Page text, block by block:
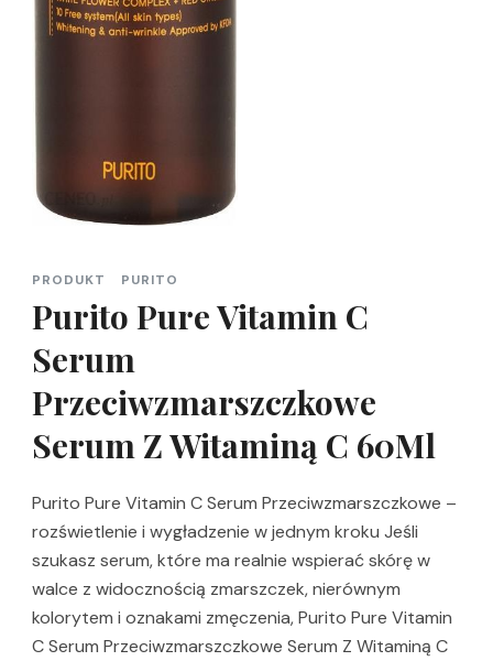
PRODUKT PURITO
Purito Pure Vitamin C
Serum
Przeciwzmarszczkowe
Serum Z Witaminą C 60Ml
Purito Pure Vitamin C Serum Przeciwzmarszczkowe –
rozświetlenie i wygładzenie w jednym kroku Jeśli
szukasz serum, które ma realnie wspierać skórę w
walce z widocznością zmarszczek, nierównym
kolorytem i oznakami zmęczenia, Purito Pure Vitamin
C Serum Przeciwzmarszczkowe Serum Z Witaminą C